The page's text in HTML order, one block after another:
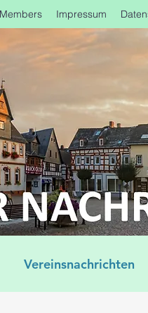
Members Impressum
Vereinsnachrichten